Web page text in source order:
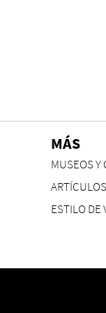
MÁS
MUSEOS Y
ARTÍCULOS
ESTILO DE